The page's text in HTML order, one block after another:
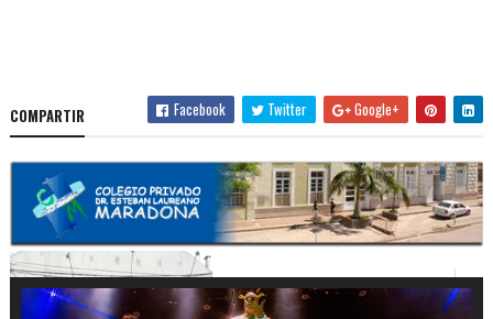
COMPARTIR Facebook Twitter Google+